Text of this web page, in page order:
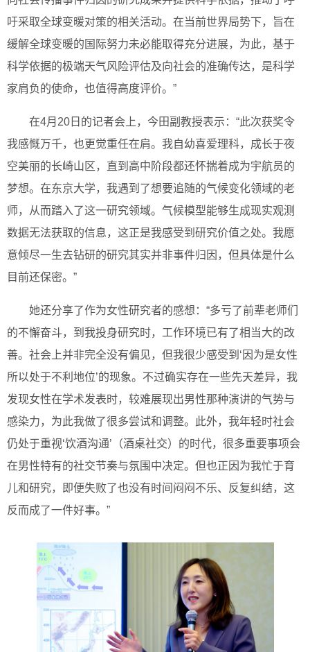
吁采取全球变暖对策的相关活动。在当前世界局势下，旨在
缓解全球变暖的国际努力未必能取得充分进展，为此，基于
科学依据的极端天气风险评估及向社会的准确传达，是科学
家肩负的使命，也值得高度评价。”
在4月20日的记者会上，今田副教授表示：“此次获奖令
我感慨万千，也更觉重任在肩。我自幼喜爱理科，成长于夜
空美丽的长崎山区，直到高中阶段都还怀揣着成为宇航员的
梦想。在东京大学，我遇到了想要追随的气候变化领域的老
师，从而踏入了这一研究领域。气候模型能够生成现实观测
数据无法获取的信息，这正是我感受到研究价值之处。我愿
意倾尽一生去钻研的研究其实并非事件归因，但具体是什么
目前还保密。”
她还分享了作为女性研究者的感想：“多亏了前辈老师们
的不懈奋斗，到我投身研究时，工作环境已有了相当大的改
善。社会上并非完全没有偏见，但我很少感受到‘因为是女性
所以处于不利地位’的现象。不过确实存在一些先天差异，我
发现女性在学术发表时，较难展现出男性那种演讲的气势与
感染力，为此我做了很多尝试和调整。此外，我年轻时社会
仍处于重视‘饮酒沟通’（酒桌社交）的时代，很多重要事项会
在男性特有的社交节奏与氛围中决定。但也正因为我忙于育
儿和研究，即便失败了也没有时间闷闷不乐、反复纠结，这
反而成了一件好事。”